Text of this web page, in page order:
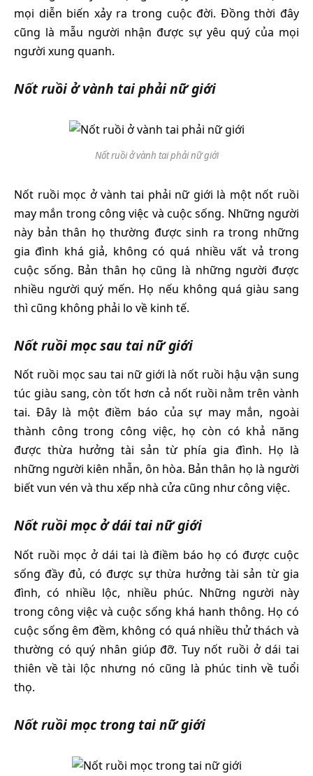
mọi diễn biến xảy ra trong cuộc đời. Đồng thời đây
cũng là mẫu người nhận được sự yêu quý của mọi
người xung quanh.
Nốt ruồi ở vành tai phải nữ giới
Nốt ruồi ở vành tai phải nữ giới
Nốt ruồi mọc ở vành tai phải nữ giới là một nốt ruồi
may mắn trong công việc và cuộc sống. Những người
này bản thân họ thường được sinh ra trong những
gia đình khá giả, không có quá nhiều vất vả trong
cuộc sống. Bản thân họ cũng là những người được
nhiều người quý mến. Họ nếu không quá giàu sang
thì cũng không phải lo về kinh tế.
Nốt ruồi mọc sau tai nữ giới
Nốt ruồi mọc sau tai nữ giới là nốt ruồi hậu vận sung
túc giàu sang, còn tốt hơn cả nốt ruồi nằm trên vành
tai. Đây là một điềm báo của sự may mắn, ngoài
thành công trong công việc, họ còn có khả năng
được thừa hưởng tài sản từ phía gia đình. Họ là
những người kiên nhẫn, ôn hòa. Bản thân họ là người
biết vun vén và thu xếp nhà cửa cũng như công việc.
Nốt ruồi mọc ở dái tai nữ giới
Nốt ruồi mọc ở dái tai là điềm báo họ có được cuộc
sống đầy đủ, có được sự thừa hưởng tài sản từ gia
đình, có nhiều lộc, nhiều phúc. Những người này
trong công việc và cuộc sống khá hanh thông. Họ có
cuộc sống êm đềm, không có quá nhiều thử thách và
thường có quý nhân giúp đỡ. Tuy nốt ruồi ở dái tai
thiên về tài lộc nhưng nó cũng là phúc tinh về tuổi
thọ.
Nốt ruồi mọc trong tai nữ giới